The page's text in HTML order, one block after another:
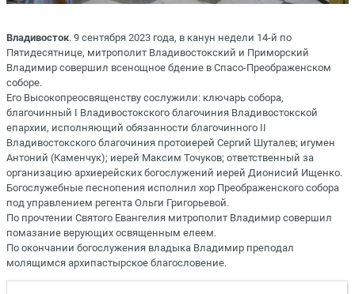
Владивосток. 9 сентября 2023 года, в канун недели 14-й по
Пятидесятнице, митрополит Владивостокский и Приморский
Владимир совершил всенощное бдение в Спасо-Преображенском
соборе.
Его Высокопреосвященству сослужили: ключарь собора,
благочинный I Владивостокского благочиния Владивостокской
епархии, исполняющий обязанности благочинного II
Владивостокского благочиния протоиерей Сергий Шуталев; игумен
Антоний (Каменчук); иерей Максим Точуков; ответственный за
организацию архиерейских богослужений иерей Дионисий Ищенко.
Богослужебные песнопения исполнил хор Преображенского собора
под управлением регента Ольги Григорьевой.
По прочтении Святого Евангелия митрополит Владимир совершил
помазание верующих освященным елеем.
По окончании богослужения владыка Владимир преподал
молящимся архипастырское благословение.